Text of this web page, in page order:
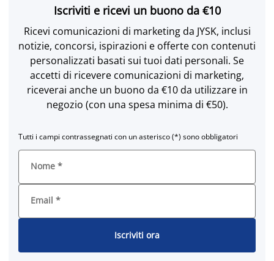
Iscriviti e ricevi un buono da €10
Ricevi comunicazioni di marketing da JYSK, inclusi
notizie, concorsi, ispirazioni e offerte con contenuti
personalizzati basati sui tuoi dati personali. Se
accetti di ricevere comunicazioni di marketing,
riceverai anche un buono da €10 da utilizzare in
negozio (con una spesa minima di €50).
Tutti i campi contrassegnati con un asterisco (*) sono obbligatori
Nome *
Email *
Iscriviti ora